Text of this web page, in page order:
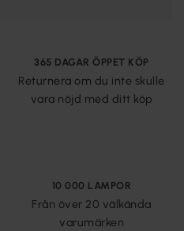
365 DAGAR ÖPPET KÖP
Returnera om du inte skulle
vara nöjd med ditt köp
10 000 LAMPOR
Från över 20 välkända
varumärken